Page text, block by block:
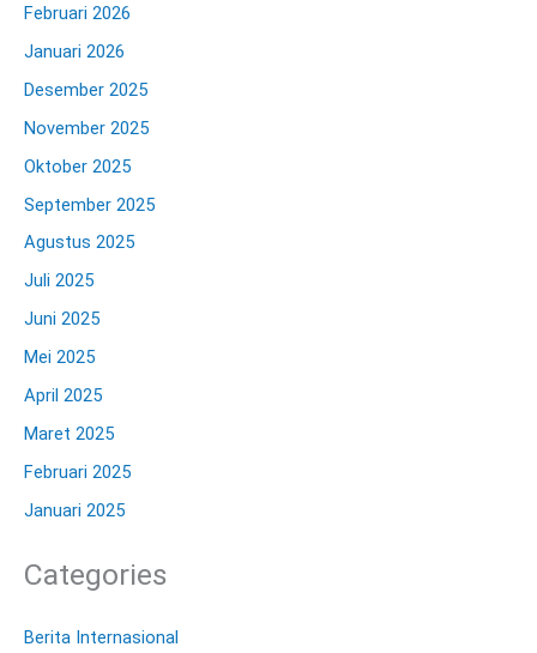
Februari 2026
Januari 2026
Desember 2025
November 2025
Oktober 2025
September 2025
Agustus 2025
Juli 2025
Juni 2025
Mei 2025
April 2025
Maret 2025
Februari 2025
Januari 2025
Categories
Berita Internasional